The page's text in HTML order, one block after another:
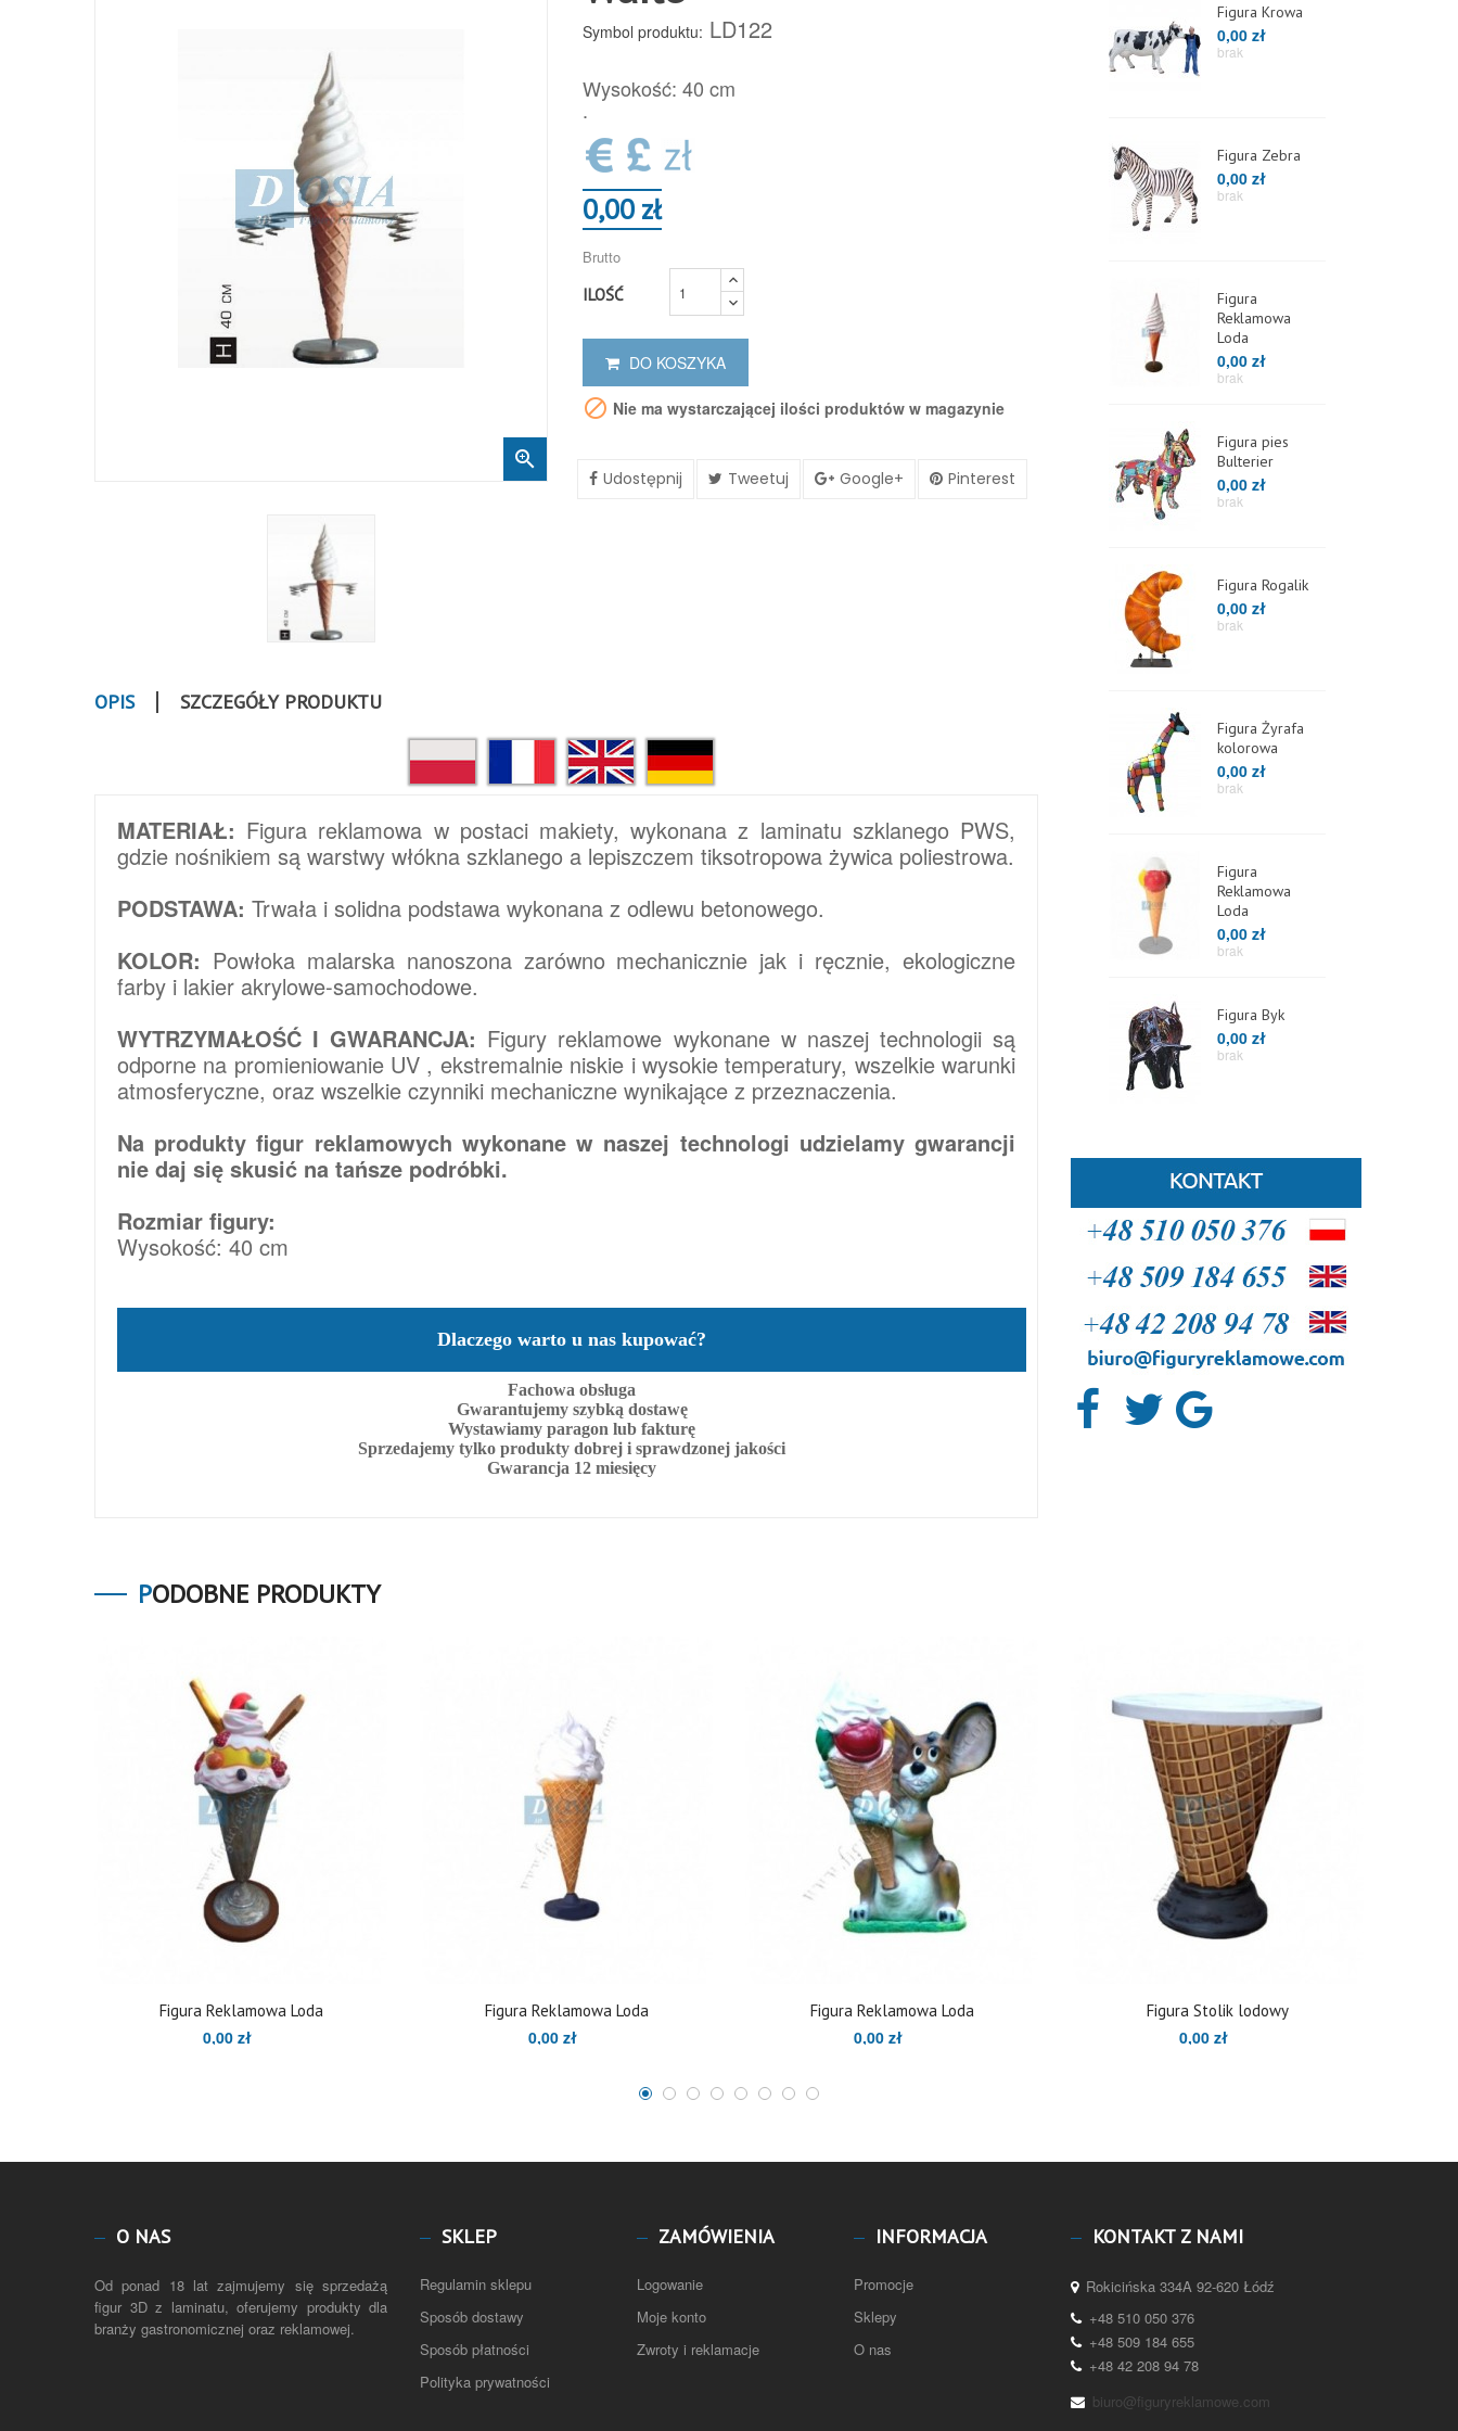

Symbol produktu: LD122
Wysokość: 40 cm
.
0,00 zł
Brutto
ILOŚĆ
DO KOSZYKA
 Nie ma wystarczającej ilości produktów w magazynie
Udostępnij Tweetuj Google+ Pinterest
OPIS SZCZEGÓŁY PRODUKTU
MATERIAŁ: Figura reklamowa w postaci makiety, wykonana z laminatu szklanego PWS,
gdzie nośnikiem są warstwy włókna szklanego a lepiszczem tiksotropowa żywica poliestrowa.
PODSTAWA: Trwała i solidna podstawa wykonana z odlewu betonowego.
KOLOR: Powłoka malarska nanoszona zarówno mechanicznie jak i ręcznie, ekologiczne
farby i lakier akrylowe-samochodowe.
WYTRZYMAŁOŚĆ I GWARANCJA: Figury reklamowe wykonane w naszej technologii są
odporne na promieniowanie UV , ekstremalnie niskie i wysokie temperatury, wszelkie warunki
atmosferyczne, oraz wszelkie czynniki mechaniczne wynikające z przeznaczenia.
Na produkty figur reklamowych wykonane w naszej technologi udzielamy gwarancji
nie daj się skusić na tańsze podróbki.
Rozmiar figury:
Wysokość: 40 cm
Dlaczego warto u nas kupować?
Fachowa obsługa
Gwarantujemy szybką dostawę
Wystawiamy paragon lub fakturę
Sprzedajemy tylko produkty dobrej i sprawdzonej jakości
Gwarancja 12 miesięcy
Figura Krowa
0,00 zł
brak
Figura Zebra
0,00 zł
brak
Figura
Reklamowa
Loda
0,00 zł
brak
Figura pies
Bulterier
0,00 zł
brak
Figura Rogalik
0,00 zł
brak
Figura Żyrafa
kolorowa
0,00 zł
brak
Figura
Reklamowa
Loda
0,00 zł
brak
Figura Byk
0,00 zł
brak
PODOBNE PRODUKTY
Figura Reklamowa Loda
0,00 zł
Figura Reklamowa Loda
0,00 zł
Figura Reklamowa Loda
0,00 zł
Figura Stolik lodowy
0,00 zł
O NAS
Od ponad 18 lat zajmujemy się sprzedażą
figur 3D z laminatu, oferujemy produkty dla
branży gastronomicznej oraz reklamowej.
SKLEP
Regulamin sklepu
Sposób dostawy
Sposób płatności
Polityka prywatności
ZAMÓWIENIA
Logowanie
Moje konto
Zwroty i reklamacje
INFORMACJA
Promocje
Sklepy
O nas
KONTAKT Z NAMI
Rokicińska 334A 92-620 Łódź
+48 510 050 376
+48 509 184 655
+48 42 208 94 78
biuro@figuryreklamowe.com